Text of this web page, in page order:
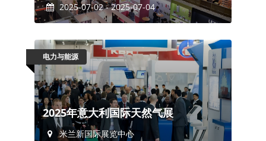
2025-07-02 - 2025-07-04
电力与能源
2025年意大利国际天然气展
米兰新国际展览中心